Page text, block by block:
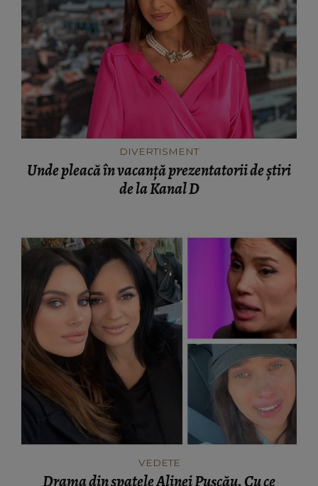
DIVERTISMENT
Unde pleacă în vacanță prezentatorii de știri
de la Kanal D
VEDETE